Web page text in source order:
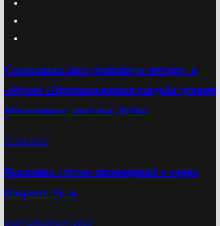
Cовершили экскурсионную поездку в
«Музей «Промышленная усадьба дворян
Мосоловых» посёлка Дубна
27.04.2023
Выставка стихов-посвящений в парке
Патриот-Тула
04.07.202304.07.2023